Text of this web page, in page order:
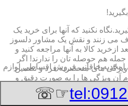
نکنید که آنها برای خرید یک
می زنند و نقش یک مشاور دلسوز
کالا به آنها مراجعه کنید و
هم حوصله تان را ندارند! اگر
ویژگی های منحصربه فرد و تضمین
آن ویژگی ها را به صورت دقیق و
و مهر و امضا کند.این کار به شما
با آن وسیله دچار مشکل شدید به
امجدیه خاقانی,فروش اقساطی لوازم
☞☏